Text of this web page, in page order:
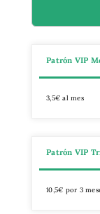
Patrón VIP
3,5€ al mes
Patrón VIP
10,5€ por 3